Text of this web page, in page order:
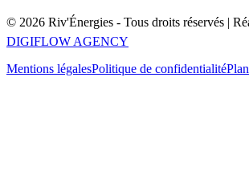
© 2026 Riv'Énergies - Tous droits réservés |
DIGIFLOW AGENCY
Mentions légalesPolitique de confidentialité